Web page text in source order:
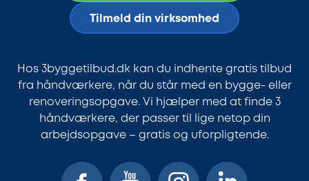
Tilmeld din virksomhed
Hos 3byggetilbud.dk kan du indhente gratis tilbud
fra håndværkere, når du står med en bygge- eller
renoveringsopgave. Vi hjælper med at finde 3
håndværkere, der passer til lige netop din
arbejdsopgave – gratis og uforpligtende.